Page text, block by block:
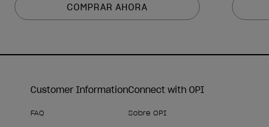
COMPRAR AHORA
Customer Information
FAQ
Connect with OPI
Sobre OPI